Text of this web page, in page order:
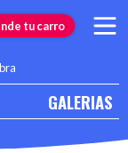
tu carro
GALERIAS